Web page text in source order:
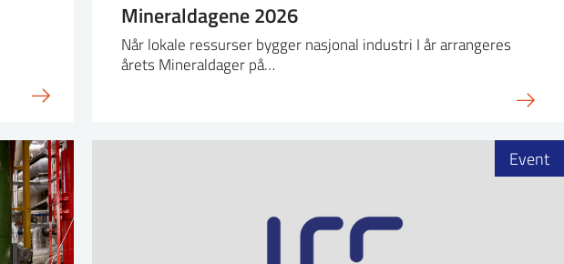
Mineraldagene 2026
Når lokale ressurser bygger nasjonal industri I år arrangeres
årets Mineraldager på…
Event